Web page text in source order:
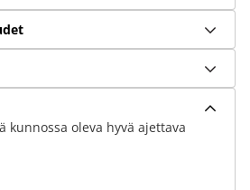
kunnossa oleva hyvä ajettava